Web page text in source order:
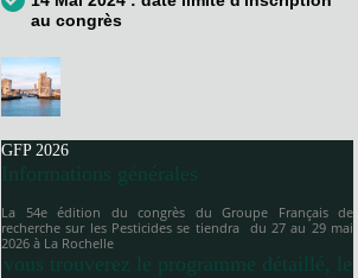
au congrès
GFP 2026
Informations générales
La 54e édition du congrès du Groupe Français de
recherche sur les Pesticides se tiendra du 27 au 29 mai
2026 à La Rochelle
vous trouverez le programme détaillé, le